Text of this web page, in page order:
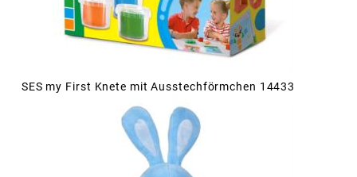
SES my First Knete mit Ausstechförmchen 14433